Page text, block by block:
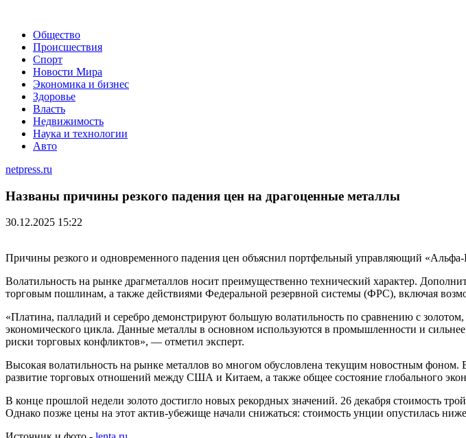
Общество
Происшествия
Спорт
Новости Мира
Экономика и бизнес
Здоровье
Власть
Недвижимость
Наука и технологии
Авто
netpress.ru
Названы причины резкого падения цен на драгоценные металлы
30.12.2025 15:22
Причины резкого и одновременного падения цен объяснил портфельный управляющий
Волатильность на рынке драгметаллов носит преимущественно технический характер.
торговым пошлинам, а также действиями Федеральной резервной системы (ФРС), включая
«Платина, палладий и серебро демонстрируют большую волатильность по сравнению с
экономического цикла. Данные металлы в основном используются в промышленности и
риски торговых конфликтов», — отметил эксперт.
Высокая волатильность на рынке металлов во многом обусловлена текущим новостным
развитие торговых отношений между США и Китаем, а также общее состояние глобального
В конце прошлой недели золото достигло новых рекордных значений. 26 декабря стоимость
Однако позже цены на этот актив-убежище начали снижаться: стоимость унции опустилась